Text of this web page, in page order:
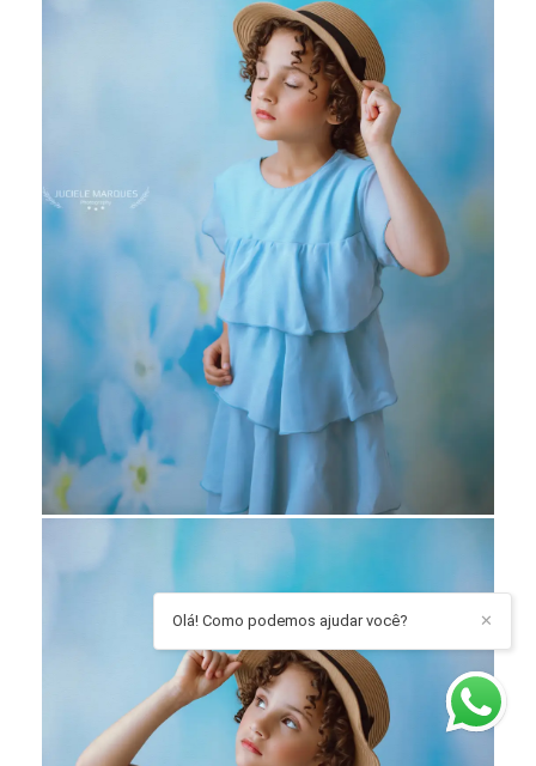
✕
Olá! Como podemos ajudar você?